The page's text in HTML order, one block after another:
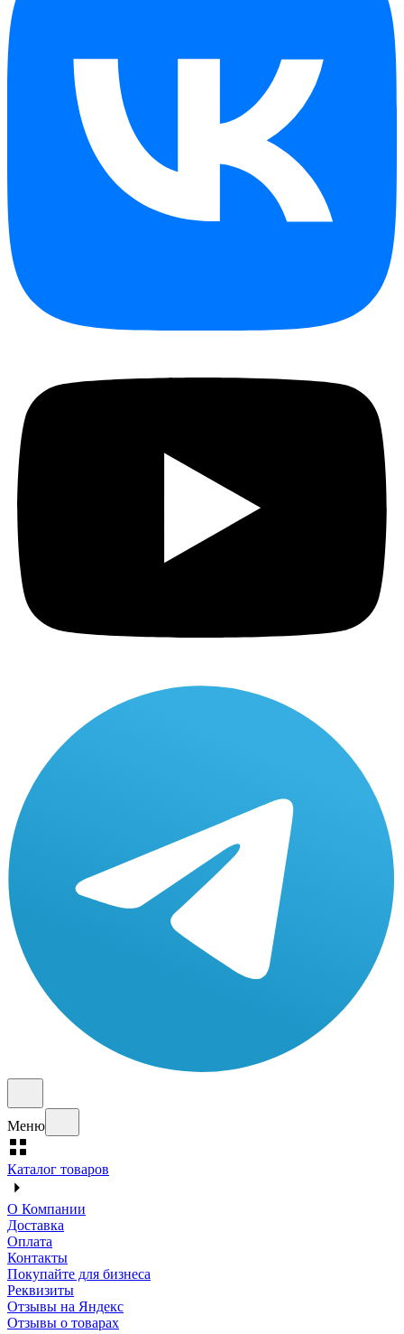
Меню
Каталог товаров
О Компании
Доставка
Оплата
Контакты
Покупайте для бизнеса
Реквизиты
Отзывы на Яндекс
Отзывы о товарах